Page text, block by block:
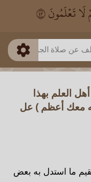
ذكي
العلم بهذا
معك أعظم ) عل
ما استدل به بعض